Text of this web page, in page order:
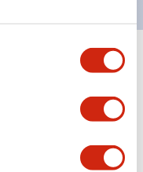
顯示全部+